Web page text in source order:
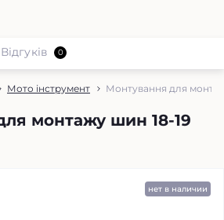
Мото інструмент Монтування для
монтажу шин 18-19
Відгуків 0
нет в наличии